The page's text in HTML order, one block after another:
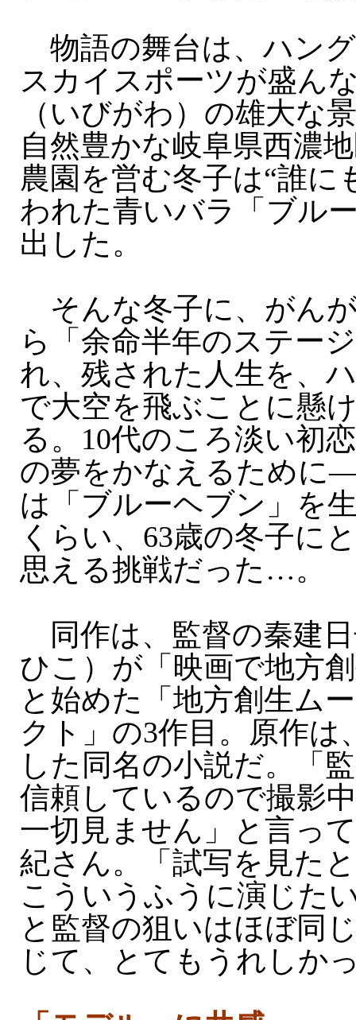
物語の舞台は、ハン
スカイスポーツが盛ん
（いびがわ）の雄大な
自然豊かな岐阜県西濃
農園を営む冬子は“誰に
われた青いバラ「ブル
出した。
そんな冬子に、がん
ら「余命半年のステー
れ、残された人生を、
で大空を飛ぶことに懸
る。10代のころ淡い初
の夢をかなえるために
は「ブルーヘブン」を
くらい、63歳の冬子に
思える挑戦だった…。
同作は、監督の秦建
ひこ）が「映画で地方
と始めた「地方創生ム
クト」の3作目。原作は
した同名の小説だ。「
信頼しているので撮影
一切見ません」と言っ
紀さん。「試写を見た
こういうふうに演じた
と監督の狙いはほぼ同
じて、とてもうれしか